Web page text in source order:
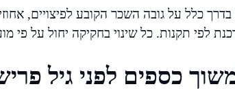
כלל על גובה השכר הקובע לפיצויים,
לפי תקנות. כל שינוי בחקיקה יחול על פי
כספים לפני גיל